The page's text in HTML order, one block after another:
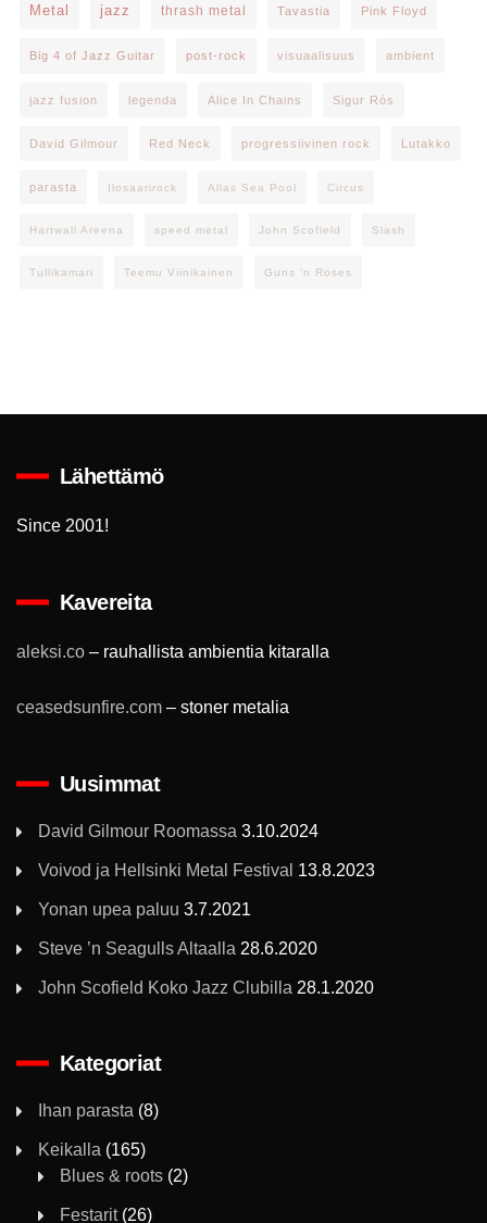
Metal jazz thrash metal Tavastia Pink Floyd
Big 4 of Jazz Guitar post-rock visuaalisuus ambient
jazz fusion legenda Alice In Chains Sigur Rós
David Gilmour Red Neck progressiivinen rock Lutakko
parasta Ilosaarirock Allas Sea Pool Circus
Hartwall Areena speed metal John Scofield Slash
Tullikamari Teemu Viinikainen Guns 'n Roses
Lähettämö
Since 2001!
Kavereita
aleksi.co – rauhallista ambientia kitaralla
ceasedsunfire.com – stoner metalia
Uusimmat
David Gilmour Roomassa 3.10.2024
Voivod ja Hellsinki Metal Festival 13.8.2023
Yonan upea paluu 3.7.2021
Steve ’n Seagulls Altaalla 28.6.2020
John Scofield Koko Jazz Clubilla 28.1.2020
Kategoriat
Ihan parasta (8)
Keikalla (165)
Blues & roots (2)
Festarit(26)